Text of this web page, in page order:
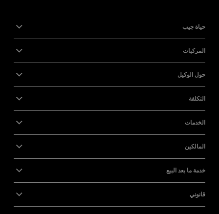
حياة جيب
المركبات
حول الوكيل
التكلفة
الخدمات
المالكين
خدمة ما بعد البيع
قانوني